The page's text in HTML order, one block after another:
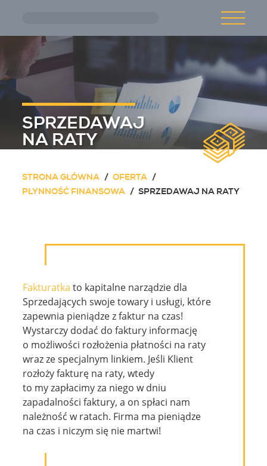
AKTUALNOŚCI
OFERTA
KARIERA
SPRZEDAWAJ
NA RATY
STRONA GŁÓWNA
OFERTA
PŁYNNOŚĆ FINANSOWA
SPRZEDAWAJ NA RATY
Fakturatkato kapitalne narządzie dla
Sprzedających swoje towary i usługi, które
zapewnia pieniądze z faktur na czas!
Wystarczy dodać do faktury informację
o możliwości rozłożenia płatności na raty
wraz ze specjalnym linkiem. Jeśli Klient
rozłoży fakturę na raty, wtedy
to my zapłacimy za niego w dniu
zapadalności faktury, a on spłaci nam
należność w ratach. Firma ma pieniądze
na czas i niczym się nie martwi!